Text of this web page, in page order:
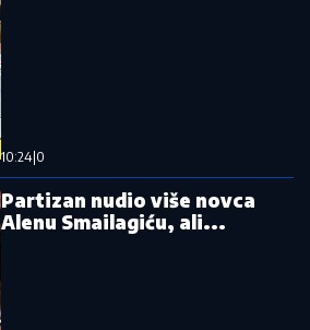
10:24 0
Partizan nudio više novca
Alenu Smailagiću, ali...